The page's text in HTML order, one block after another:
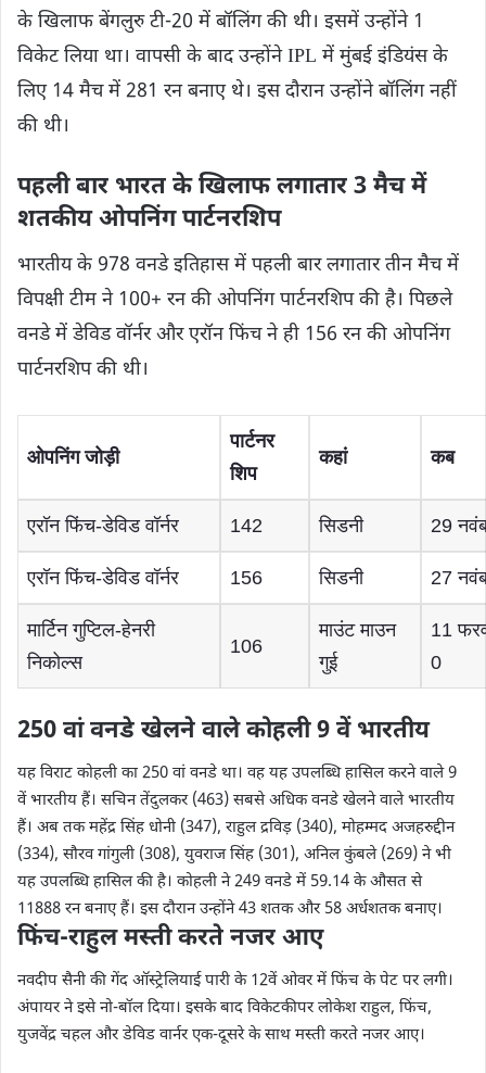
के खिलाफ बेंगलुरु टी-20 में बॉलिंग की थी। इसमें उन्होंने 1
विकेट लिया था। वापसी के बाद उन्होंने IPL में मुंबई इंडियंस के
लिए 14 मैच में 281 रन बनाए थे। इस दौरान उन्होंने बॉलिंग नहीं
की थी।
पहली बार भारत के खिलाफ लगातार 3 मैच में
शतकीय ओपनिंग पार्टनरशिप
भारतीय के 978 वनडे इतिहास में पहली बार लगातार तीन मैच में
विपक्षी टीम ने 100+ रन की ओपनिंग पार्टनरशिप की है। पिछले
वनडे में डेविड वॉर्नर और एरॉन फिंच ने ही 156 रन की ओपनिंग
पार्टनरशिप की थी।
ओपनिंग जोड़ी
पार्टनर
शिप
कहां कब
एरॉन फिंच-डेविड वॉर्नर 142 सिडनी 29
एरॉन फिंच-डेविड वॉर्नर 156 सिडनी 27
मार्टिन गुप्टिल-हेनरी
निकोल्स
106
माउंट माउन
गुई
11
0
250 वां वनडे खेलने वाले कोहली 9 वें भारतीय
यह विराट कोहली का 250 वां वनडे था। वह यह उपलब्धि हासिल करने वाले 9
वें भारतीय हैं। सचिन तेंदुलकर (463) सबसे अधिक वनडे खेलने वाले भारतीय
हैं। अब तक महेंद्र सिंह धोनी (347), राहुल द्रविड़ (340), मोहम्मद अजहरुद्दीन
(334), सौरव गांगुली (308), युवराज सिंह (301), अनिल कुंबले (269) ने भी
यह उपलब्धि हासिल की है। कोहली ने 249 वनडे में 59.14 के औसत से
11888 रन बनाए हैं। इस दौरान उन्होंने 43 शतक और 58 अर्धशतक बनाए।
फिंच-राहुल मस्ती करते नजर आए
नवदीप सैनी की गेंद ऑस्ट्रेलियाई पारी के 12वें ओवर में फिंच के पेट पर लगी।
अंपायर ने इसे नो-बॉल दिया। इसके बाद विकेटकीपर लोकेश राहुल, फिंच,
युजवेंद्र चहल और डेविड वार्नर एक-दूसरे के साथ मस्ती करते नजर आए।